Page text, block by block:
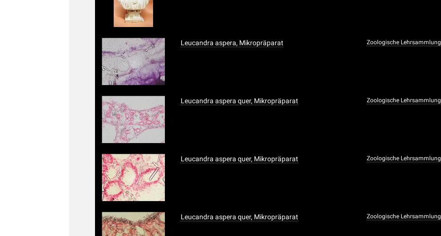
Leucandra aspera, Mikropräparat Zoologische Lehrsammlung
Leucandra aspera quer, Mikropräparat Zoologische Lehrsammlung
Leucandra aspera quer, Mikropräparat Zoologische Lehrsammlung
Leucandra aspera quer, Mikropräparat Zoologische Lehrsammlung